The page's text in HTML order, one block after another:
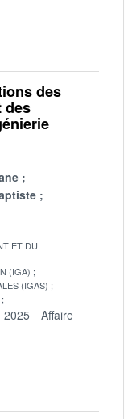
des
des
ET DU
(IGA)
(IGAS)
2025
Affaire